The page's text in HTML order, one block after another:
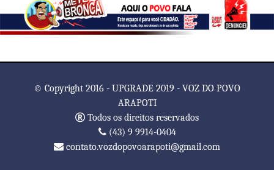
© Copyright 2016 - UPGRADE 2019 - VOZ DO POVO
ARAPOTI
Todos os direitos reservados
(43) 9 9914-0404
contato.vozdopovoarapoti@gmail.com